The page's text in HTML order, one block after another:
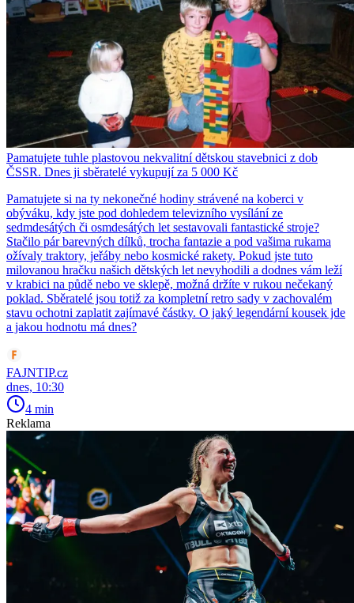
Pamatujete tuhle plastovou nekvalitní dětskou stavebnici z dob
ČSSR. Dnes ji sběratelé vykupují za 5 000 Kč
Pamatujete si na ty nekonečné hodiny strávené na koberci v
obýváku, kdy jste pod dohledem televizního vysílání ze
sedmdesátých či osmdesátých let sestavovali fantastické stroje?
Stačilo pár barevných dílků, trocha fantazie a pod vašima rukama
ožívaly traktory, jeřáby nebo kosmické rakety. Pokud jste tuto
milovanou hračku našich dětských let nevyhodili a dodnes vám leží
v krabici na půdě nebo ve sklepě, možná držíte v rukou nečekaný
poklad. Sběratelé jsou totiž za kompletní retro sady v zachovalém
stavu ochotni zaplatit zajímavé částky. O jaký legendární kousek jde
a jakou hodnotu má dnes?
FAJNTIP.cz
dnes, 10:30
4 min
Reklama